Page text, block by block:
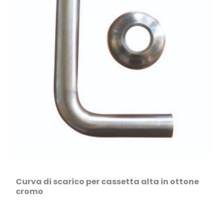
Curva di scarico per cassetta alta in ottone
cromo